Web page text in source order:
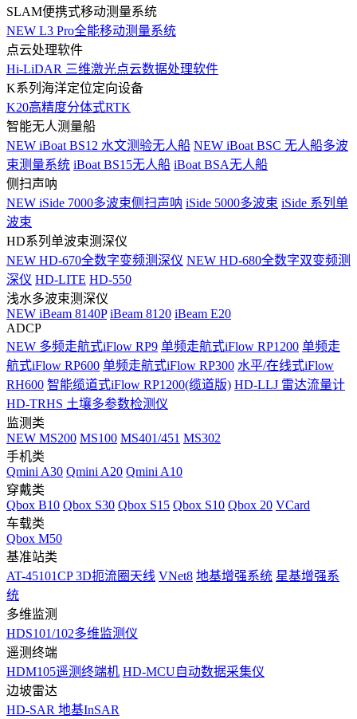
SLAM便携式移动测量系统
NEW L3 Pro全能移动测量系统
点云处理软件
Hi-LiDAR 三维激光点云数据处理软件
K系列海洋定位定向设备
K20高精度分体式RTK
智能无人测量船
NEW iBoat BS12 水文测验无人船 NEW iBoat BSC 无人船多波
束测量系统 iBoat BS15无人船 iBoat BSA无人船
侧扫声呐
NEW iSide 7000多波束侧扫声呐 iSide 5000多波束 iSide 系列单
波束
HD系列单波束测深仪
NEW HD-670全数字变频测深仪 NEW HD-680全数字双变频测
深仪 HD-LITE HD-550
浅水多波束测深仪
NEW iBeam 8140P iBeam 8120 iBeam E20
ADCP
NEW 多频走航式iFlow RP9 单频走航式iFlow RP1200 单频走
航式iFlow RP600 单频走航式iFlow RP300 水平/在线式iFlow
RH600 智能缆道式iFlow RP1200(缆道版) HD-LLJ 雷达流量计
HD-TRHS 土壤多参数检测仪
监测类
NEW MS200 MS100 MS401/451 MS302
手机类
Qmini A30 Qmini A20 Qmini A10
穿戴类
Qbox B10 Qbox S30 Qbox S15 Qbox S10 Qbox 20 VCard
车载类
Qbox M50
基准站类
AT-45101CP 3D扼流圈天线 VNet8 地基增强系统 星基增强系
统
多维监测
HDS101/102多维监测仪
遥测终端
HDM105遥测终端机 HD-MCU自动数据采集仪
边坡雷达
HD-SAR 地基InSAR